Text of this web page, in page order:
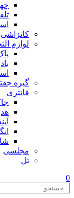
کانزاشی
لوازم
گیره
فانتزی
مجلسی
تل
0